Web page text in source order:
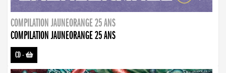
COMPILATION JAUNEORANGE 25 ANS
COMPILATION JAUNEORANGE 25 ANS
CD-